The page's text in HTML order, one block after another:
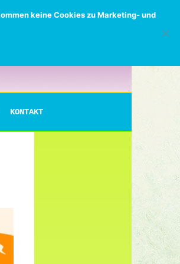
KONTAKT
keine Cookies zu Marketing- und